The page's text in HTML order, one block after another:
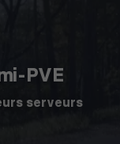
PVE
serveurs